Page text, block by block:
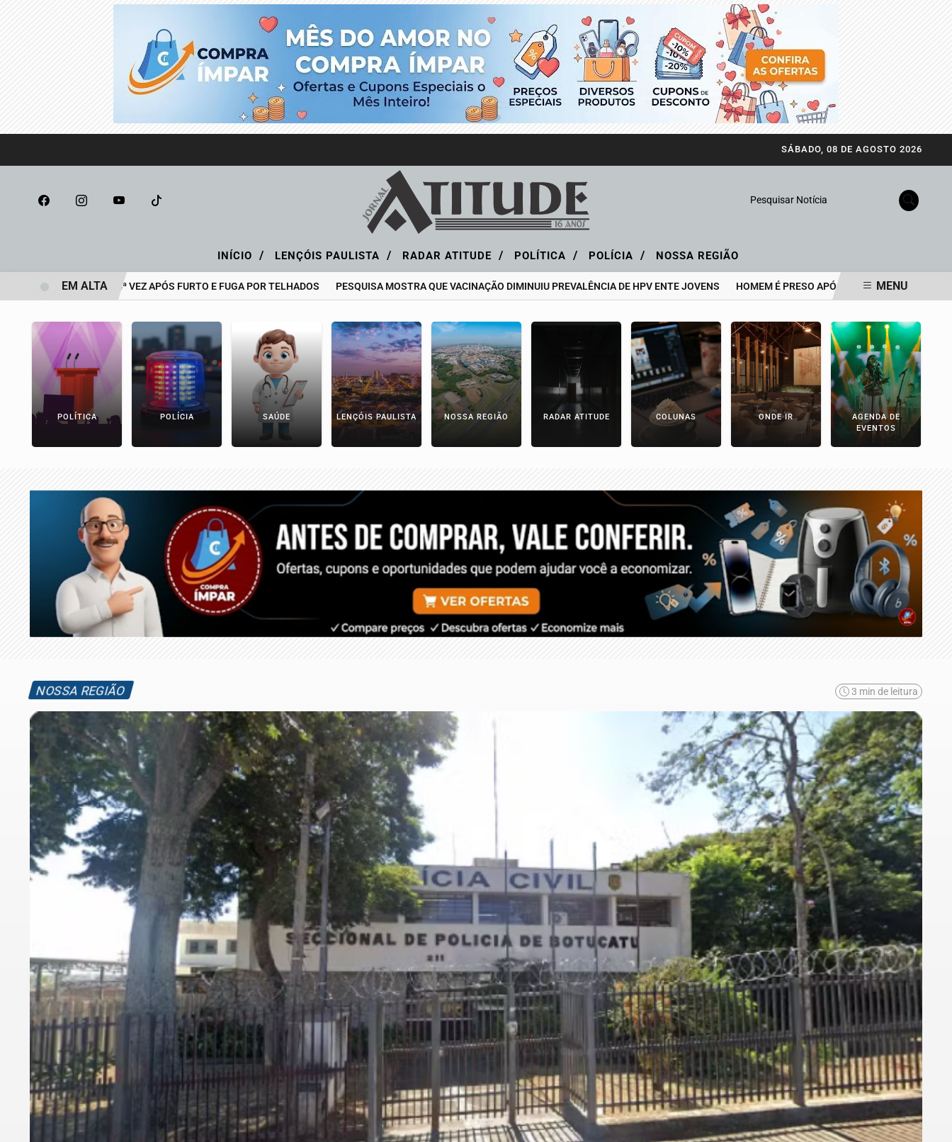
SÁBADO, 08 DE AGOSTO 2026
Pesquisar Notícia
INÍCIO / LENÇÓIS PAULISTA / RADAR ATITUDE / POLÍTICA / POLÍCIA / NOSSA REGIÃO
PRESO PELA 14ª VEZ APÓS FURTO E FUGA POR TELHADOS PESQUISA MOSTRA QUE VACINAÇÃO DIMINUIU PREVALÊNCIA DE HPV ENTE JOVENS HOMEM É PRESO APÓS ATAQUE COM BOMBA
EM ALTA MENU
POLÍTICA POLÍCIA SAÚDE LENÇÓIS PAULISTA NOSSA REGIÃO RADAR ATITUDE COLUNAS ONDE IR
AGENDA DE
EVENTOS
NOSSA REGIÃO 3 min de leitura